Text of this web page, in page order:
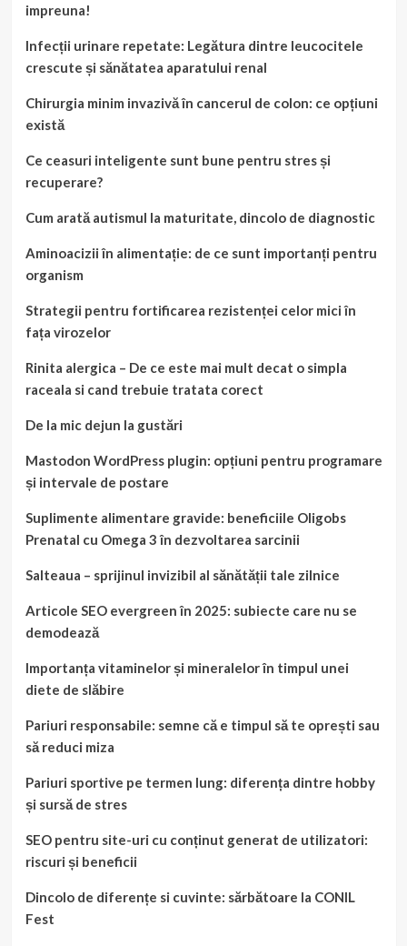
impreuna!
Infecții urinare repetate: Legătura dintre leucocitele
crescute și sănătatea aparatului renal
Chirurgia minim invazivă în cancerul de colon: ce opțiuni
există
Ce ceasuri inteligente sunt bune pentru stres și
recuperare?
Cum arată autismul la maturitate, dincolo de diagnostic
Aminoacizii în alimentație: de ce sunt importanți pentru
organism
Strategii pentru fortificarea rezistenței celor mici în
fața virozelor
Rinita alergica – De ce este mai mult decat o simpla
raceala si cand trebuie tratata corect
De la mic dejun la gustări
Mastodon WordPress plugin: opțiuni pentru programare
și intervale de postare
Suplimente alimentare gravide: beneficiile Oligobs
Prenatal cu Omega 3 în dezvoltarea sarcinii
Salteaua – sprijinul invizibil al sănătății tale zilnice
Articole SEO evergreen în 2025: subiecte care nu se
demodează
Importanța vitaminelor și mineralelor în timpul unei
diete de slăbire
Pariuri responsabile: semne că e timpul să te oprești sau
să reduci miza
Pariuri sportive pe termen lung: diferența dintre hobby
și sursă de stres
SEO pentru site-uri cu conținut generat de utilizatori:
riscuri și beneficii
Dincolo de diferențe si cuvinte: sărbătoare la CONIL
Fest